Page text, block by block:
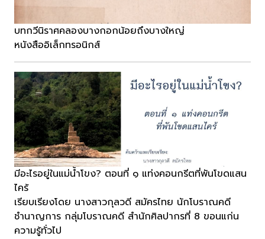
บทกวีนิราศคลองบางกอกน้อยถึงบางใหญ่
หนังสืออิเล็กทรอนิกส์
มีอะไรอยู่ในแม่น้ำโขง? ตอนที่ ๑ แท่งคอนกรีตที่พันโขดแสน
ไคร้
เรียบเรียงโดย นางสาวกุลวดี สมัครไทย นักโบราณคดี
ชำนาญการ กลุ่มโบราณคดี สำนักศิลปากรที่ 8 ขอนแก่น
ความรู้ทั่วไป